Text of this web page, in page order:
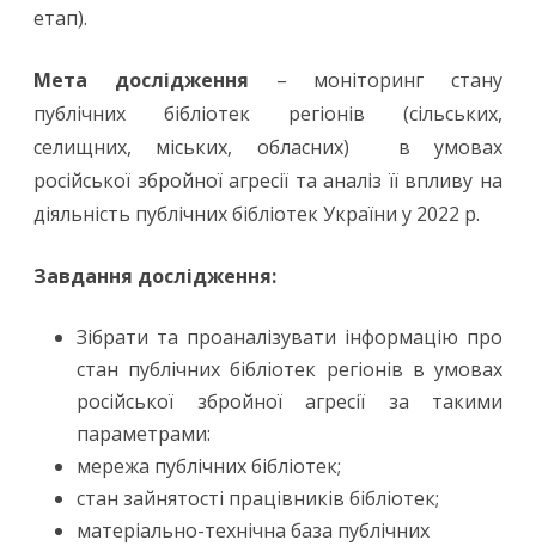
результати
IV
етапу
етап).
Мета дослідження – моніторинг стану
публічних бібліотек регіонів (сільських,
селищних, міських, обласних) в умовах
російської збройної агресії та аналіз її впливу на
діяльність публічних бібліотек України у 2022 р.
Завдання дослідження:
Зібрати та проаналізувати інформацію про
стан публічних бібліотек регіонів в умовах
російської збройної агресії за такими
параметрами:
мережа публічних бібліотек;
стан зайнятості працівників бібліотек;
матеріально-технічна база публічних